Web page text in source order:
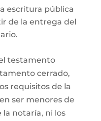
escritura pública
de la entrega del
testamento
cerrado,
requisitos de la
ser menores de
la notaría, ni los